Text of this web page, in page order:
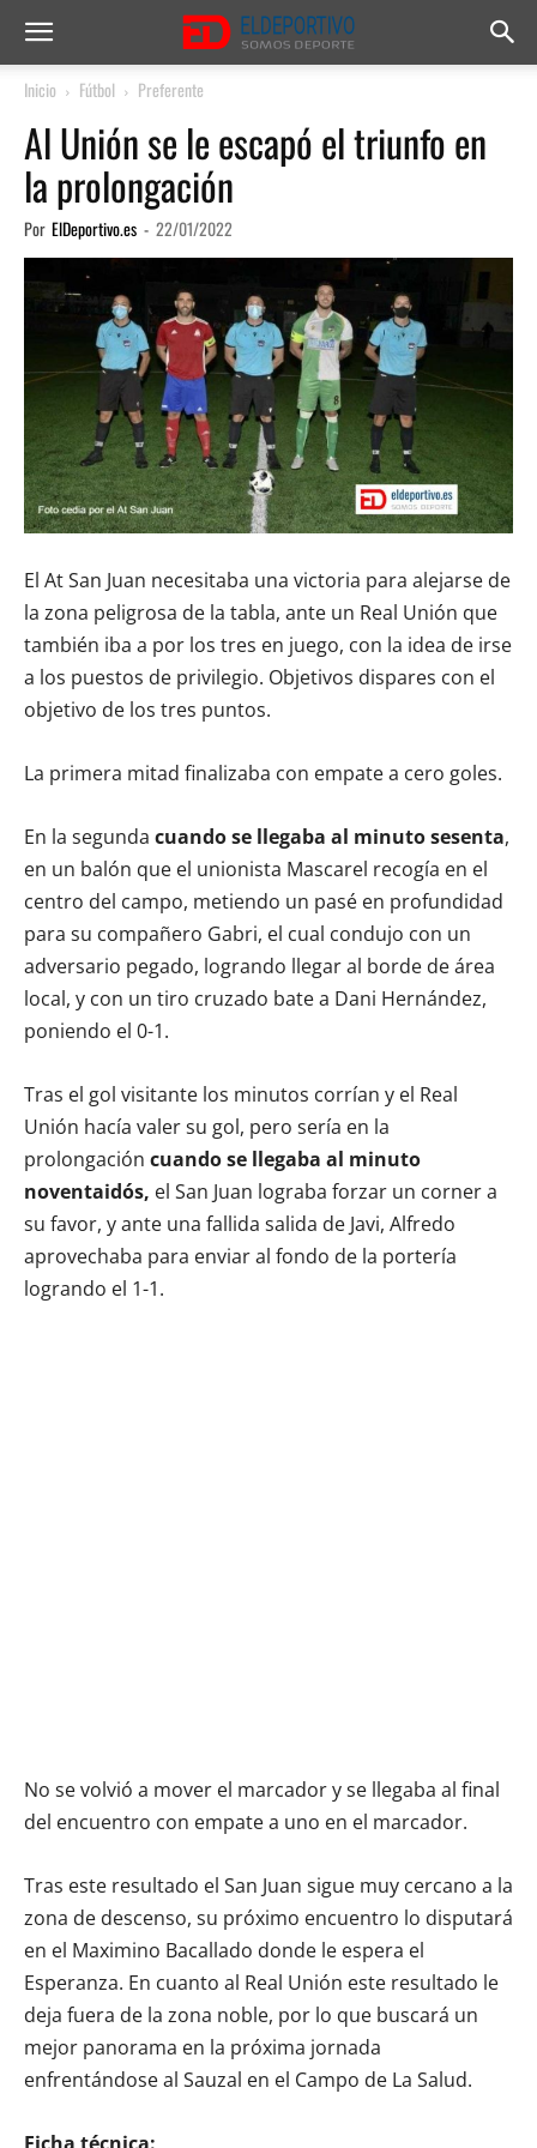
Inicio Fútbol Preferente
Al Unión se le escapó el triunfo en
la prolongación
Por ElDeportivo.es - 22/01/2022
El At San Juan necesitaba una victoria para alejarse de
la zona peligrosa de la tabla, ante un Real Unión que
también iba a por los tres en juego, con la idea de irse
a los puestos de privilegio. Objetivos dispares con el
objetivo de los tres puntos.
La primera mitad finalizaba con empate a cero goles.
En la segunda cuando se llegaba al minuto sesenta,
en un balón que el unionista Mascarel recogía en el
centro del campo, metiendo un pasé en profundidad
para su compañero Gabri, el cual condujo con un
adversario pegado, logrando llegar al borde de área
local, y con un tiro cruzado bate a Dani Hernández,
poniendo el 0-1.
Tras el gol visitante los minutos corrían y el Real
Unión hacía valer su gol, pero sería en la
prolongación cuando se llegaba al minuto
noventaidós, el San Juan lograba forzar un corner a
su favor, y ante una fallida salida de Javi, Alfredo
aprovechaba para enviar al fondo de la portería
logrando el 1-1.
No se volvió a mover el marcador y se llegaba al final
del encuentro con empate a uno en el marcador.
Tras este resultado el San Juan sigue muy cercano a la
zona de descenso, su próximo encuentro lo disputará
en el Maximino Bacallado donde le espera el
Esperanza. En cuanto al Real Unión este resultado le
deja fuera de la zona noble, por lo que buscará un
mejor panorama en la próxima jornada
enfrentándose al Sauzal en el Campo de La Salud.